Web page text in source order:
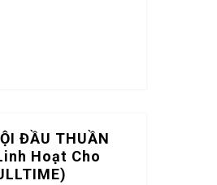
ĐẦU THUẦN
Hoạt Cho